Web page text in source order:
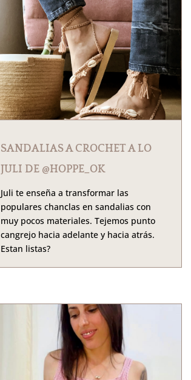
SANDALIAS A CROCHET A LO
JULI DE @HOPPE_OK
Juli te enseña a transformar las
populares chanclas en sandalias con
muy pocos materiales. Tejemos punto
cangrejo hacia adelante y hacia atrás.
Estan listas?